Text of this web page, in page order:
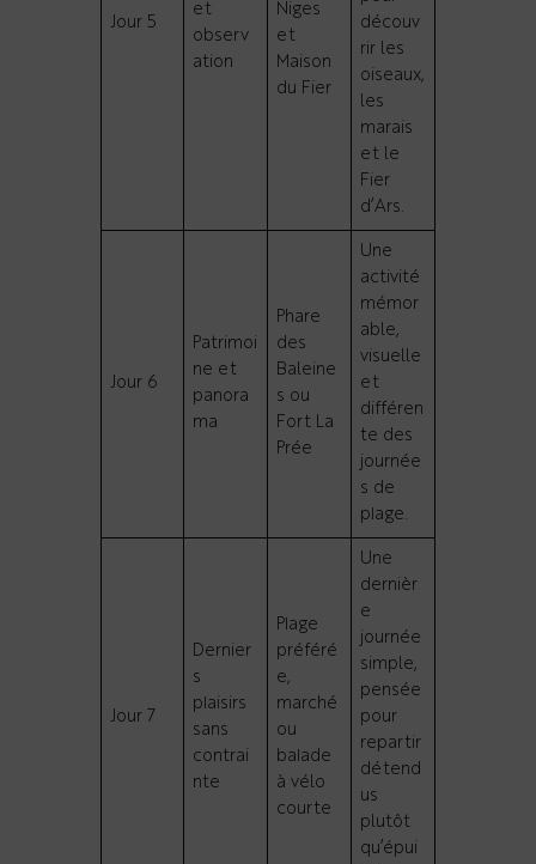
Jour 5
et
observ
ation
Niges
et
Maison
du Fier
découv
rir les
oiseaux,
les
marais
et le
Fier
d’Ars.
Jour 6
Patrimoi
ne et
panora
ma
Phare
des
Baleine
s ou
Fort La
Prée
Une
activité
mémor
able,
visuelle
et
différen
te des
journée
s de
plage.
Jour 7
Dernier
s
plaisirs
sans
contrai
nte
Plage
préféré
e,
marché
ou
balade
à vélo
courte
Une
dernièr
e
journée
simple,
pensée
pour
repartir
détend
us
plutôt
qu’épui